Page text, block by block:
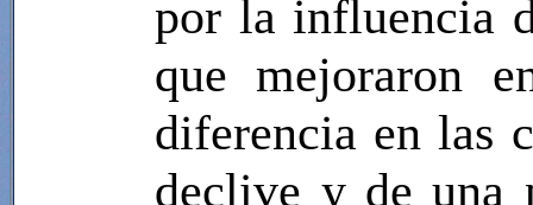
por la influencia
que mejoraron
diferencia en las
declive y de una